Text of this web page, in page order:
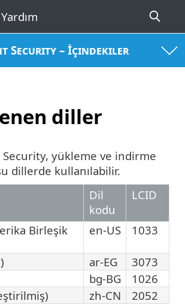
Security – İçindekiler
diller
Security, yükleme ve indirme
dillerde kullanılabilir.
Dil
kodu
LCID
Birleşik
en-US 1033
ar-EG
3073
bg-BG
1026
zh-CN
2052